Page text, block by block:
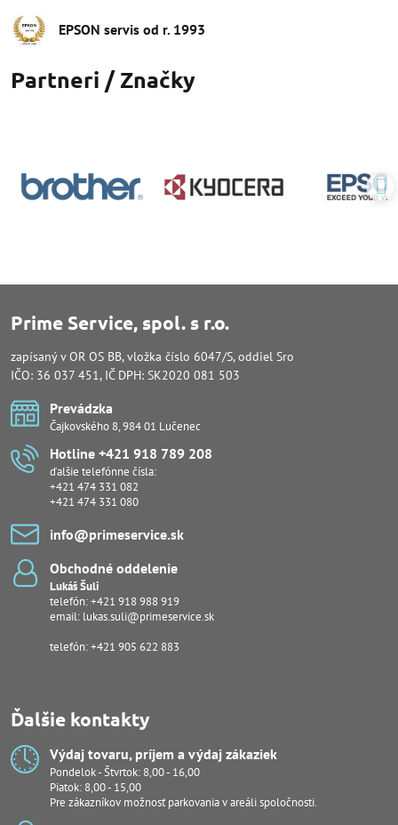
EPSON servis od r​. 1993
Partneri / Značky
Prime Service, spol. s r.o.
zapísaný v OR OS BB, vložka číslo 6047/S, oddiel Sro
IČO: 36 037 451, IČ DPH: SK2020 081 503
Prevádzka
Čajkovského 8, 984 01 Lučenec
Hotline +421 918 789 208
ďalšie telefónne čísla:
+421 474 331 082
+421 474 331 080
info​@primeservice​.sk
Obchodné oddelenie
Lukáš Šuli
telefón:+421 918 988 919
email: lukas.suli@primeservice.sk
telefón: +421 905 622 883
Ďalšie kontakty
Výdaj tovaru, príjem a výdaj zákaziek
Pondelok - Štvrtok: 8,00 - 16,00
Piatok: 8,00 - 15,00
Pre zákazníkov možnosť parkovania v areáli spoločnosti.